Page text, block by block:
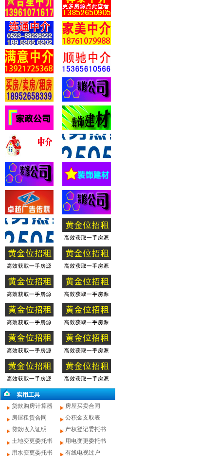
实用工具
贷款购房计算器
房屋买卖合同
房屋租赁合同
公积金支取表
贷款收入证明
产权登记委托书
土地变更委托书
用电变更委托书
用水变更委托书
有线电视过户